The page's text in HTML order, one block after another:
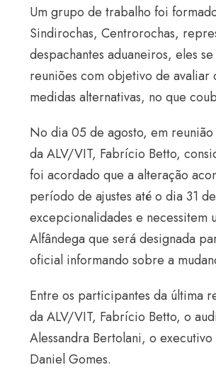
Um grupo de trabalho foi
Sindirochas, Centrorochas,
despachantes aduaneiros, eles
reuniões com objetivo de avaliar
medidas alternativas, no que
No dia 05 de agosto, em
da ALV/VIT, Fabrício Betto,
foi acordado que a alteração
período de ajustes até o dia 31
excepcionalidades e
Alfândega que será designada
oficial informando sobre a
Entre os participantes da última
da ALV/VIT, Fabrício Betto, o
Alessandra Bertolani, o
Daniel Gomes.